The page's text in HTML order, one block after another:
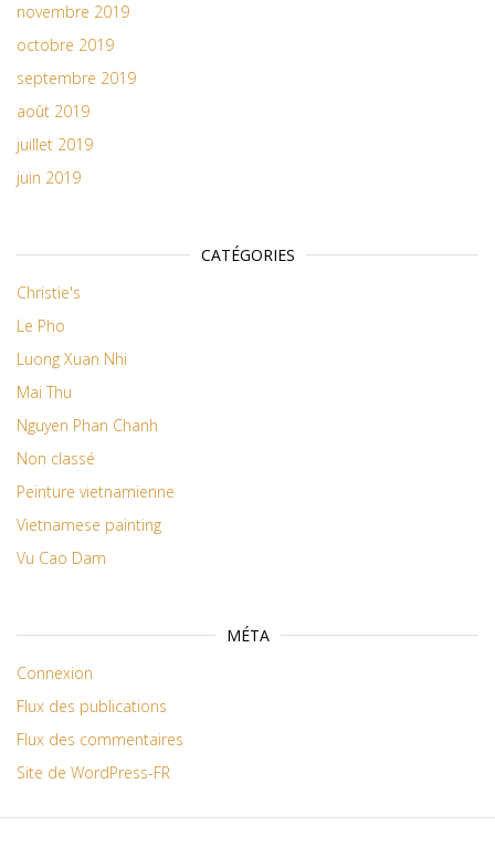
novembre 2019
octobre 2019
septembre 2019
août 2019
juillet 2019
juin 2019
CATÉGORIES
Christie's
Le Pho
Luong Xuan Nhi
Mai Thu
Nguyen Phan Chanh
Non classé
Peinture vietnamienne
Vietnamese painting
Vu Cao Dam
MÉTA
Connexion
Flux des publications
Flux des commentaires
Site de WordPress-FR